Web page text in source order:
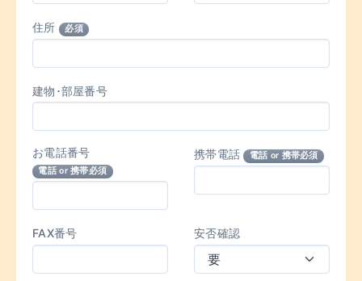
住所 必須
建物･部屋番号
お電話番号
電話 or 携帯必須
携帯電話 電話 or 携帯必須
FAX番号 安否確認